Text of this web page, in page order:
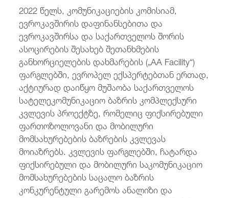
2022 წელს, კომუნიკაციების კომისიამ,
ევროკავშირის დაფინანსებითა და
ევროკავშირსა და საქართველოს შორის
ასოცირების შესახებ შეთანხმების
განხორციელების დახმარების („AA Facility“)
ფარგლებში, ევროპელ ექსპერტებთან ერთად,
აქტიურად დაიწყო მუშაობა საქართველოს
სატელეკომუნიკაციო ბაზრის კომპლექსური
კვლევის პროექტზე, რომელიც ფიქსირებული
ფართოზოლოვანი და მობილური
მომსახურებების ბაზრების კვლევას
მოიაზრებს. კვლევის ფარგლებში, ჩატარდა
ფიქსირებული და მობილური საკომუნიკაციო
მომსახურებების საცალო ბაზრის
კონკურენტული გარემოს ანალიზი და